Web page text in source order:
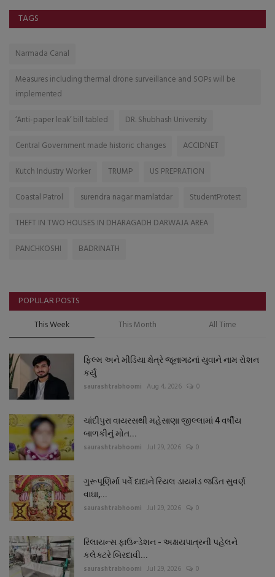
TAGS
Narmada Canal
Measures including thermal drone surveillance and SOPs will be
implemented
‘Anti-paper leak’ bill tabled
DR. Shubhash University
Central Government made historic changes
ACCIDNET
Kutch Industry Worker
TRUMP
US PREPRATION
Coastal Patrol
surendra nagar mamlatdar
StudentProtest
THEFT IN TWO HOUSES IN DHARAGADH DARWAJA AREA
PANCHKOSHI
BADRINATH
POPULAR POSTS
This Week This Month All Time
ફિલ્મ અને મીડિયા ક્ષેત્રે જૂનાગઢનાં યુવાને નામ રોશન
કર્યું
saurashtrabhoomi Aug 4, 2026 0
ચાંદીપુરા વાયરસથી મહેસાણા જીલ્લામાં 4 વર્ષીય
બાળકીનું મોત...
saurashtrabhoomi Jul 29, 2026 0
ગુરૂપૂણિર્માં પર્વે દાદાને રિયલ ડાયમંડ જડિત સુવર્ણ
વાઘા,...
saurashtrabhoomi Jul 29, 2026 0
રિલાયન્સ ફાઉન્ડેશન - અક્ષયપાત્રની પહેલને
કલેક્ટરે બિરદાવી...
saurashtrabhoomi Jul 29, 2026 0